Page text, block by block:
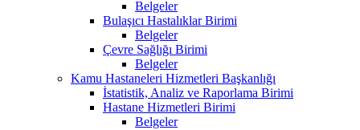
Belgeler
Bulaşıcı Hastalıklar Birimi
Belgeler
Çevre Sağlığı Birimi
Belgeler
Kamu Hastaneleri Hizmetleri Başkanlığı
İstatistik, Analiz ve Raporlama Birimi
Hastane Hizmetleri Birimi
Belgeler